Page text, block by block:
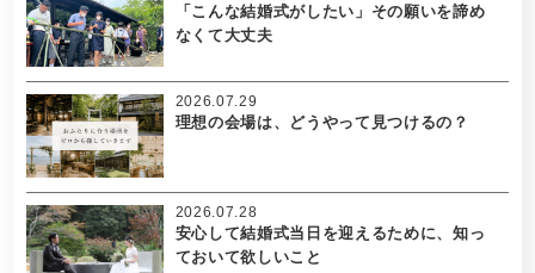
「こんな結婚式がしたい」その願いを諦め
なくて大丈夫
理想の会場は、どうやって見つけるの？
2026.07.29
安心して結婚式当日を迎えるために、知っ
ておいて欲しいこと
2026.07.28